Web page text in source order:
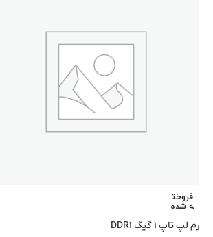
فروخت
ه شده
رم لپ تاپ ۱ گیگ DDR۱